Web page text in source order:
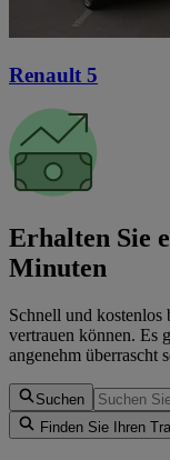
Renault 5
Erhalten Sie
Minuten
Schnell und kostenlos
vertrauen können. Es
angenehm überrascht
Suchen
Finden Sie Ihren